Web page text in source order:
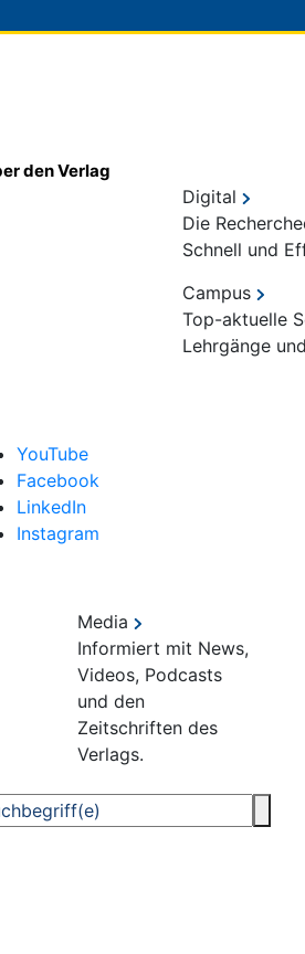
den Verlag
Digital
Die
Schnell und
Campus
Top-aktuelle
Lehrgänge
YouTube
Facebook
LinkedIn
Instagram
Media
Informiert mit News,
Videos, Podcasts
und den
Zeitschriften des
Verlags.